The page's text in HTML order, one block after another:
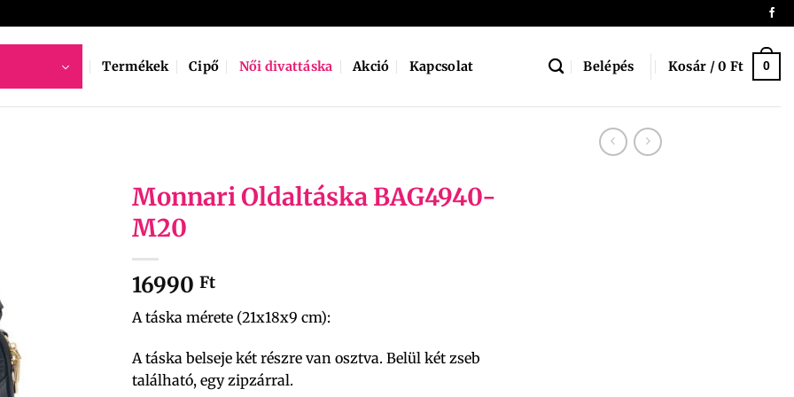
Termékek Cipő Női divattáska Akció Kapcsolat Belépés Kosár /0 Ft 0
Monnari Oldaltáska BAG4940-
M20
16990 Ft
A táska mérete (21x18x9 cm):
A táska belseje két részre van osztva. Belül két zseb
található, egy zipzárral.